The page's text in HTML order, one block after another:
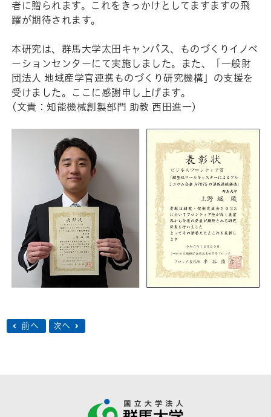
者に贈られます。これをきっかけとしてますますの飛
躍が期待されます。
本研究は、群馬大学太田キャンパス、ものづくりイノベ
ーションセンターにて実施しました。また、「一般財
団法人 地域産学官連携ものづくり研究機構」の支援を
受けました。ここに感謝申し上げます。
(文責：知能機械創製部門 助教 西田進一)
前へ 次へ